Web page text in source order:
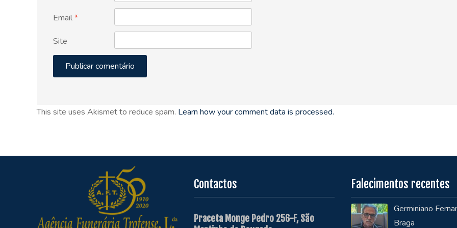
Email*
Site
This site uses Akismet to reduce spam. Learn how your comment data is processed.
Contactos
Praceta Monge Pedro 256-F, São
Falecimentos recentes
Germiniano
Braga